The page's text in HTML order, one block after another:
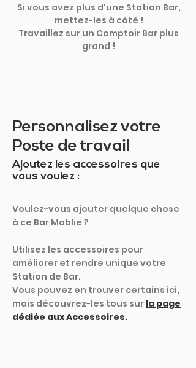
Si vous avez plus d'une Station Bar,
mettez-les à côté !
Travaillez sur un Comptoir Bar plus
grand !
Personnalisez votre
Poste de travail
Ajoutez les accessoires que
vous voulez :
Voulez-vous ajouter quelque chose
à ce Bar Moblie ?
Utilisez les accessoires pour
améliorer et rendre unique votre
Station de Bar.
Vous pouvez en trouver certains ici,
mais découvrez-les tous sur la page
dédiée aux Accessoires.